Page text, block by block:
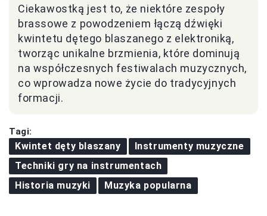
Ciekawostką jest to, że niektóre zespoły
brassowe z powodzeniem łączą dźwięki
kwintetu dętego blaszanego z elektroniką,
tworząc unikalne brzmienia, które dominują
na współczesnych festiwalach muzycznych,
co wprowadza nowe życie do tradycyjnych
formacji.
Tagi:
Kwintet dęty blaszany
Instrumenty muzyczne
Techniki gry na instrumentach
Historia muzyki
Muzyka popularna